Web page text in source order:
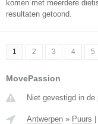
komen met meerdere
resultaten getoond.
1 2 3 4 5
MovePassion
Niet gevestigd in
Antwerpen » Puurs